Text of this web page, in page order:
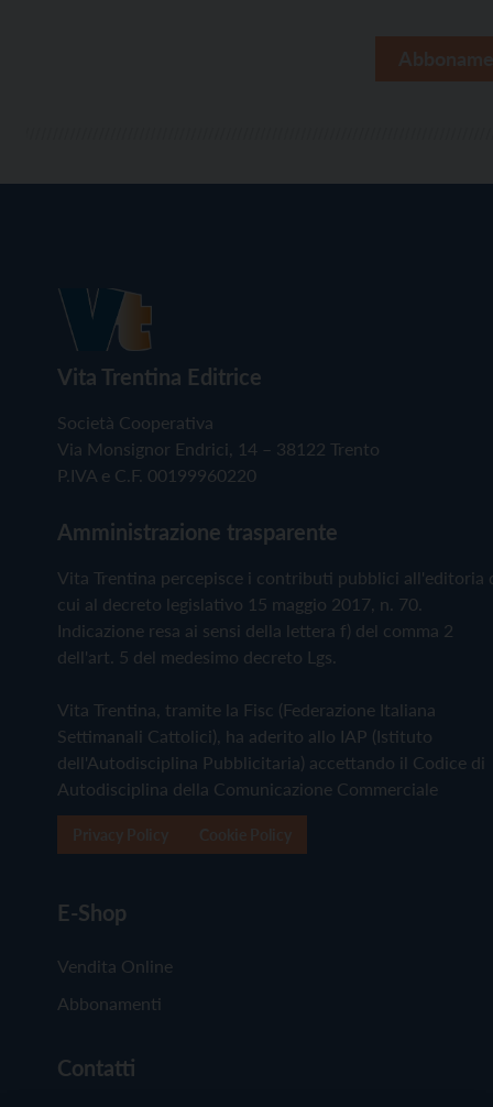
Vita Trentina Editrice
Società Cooperativa
Via Monsignor Endrici, 14 – 38122 Trento
P.IVA e C.F. 00199960220
Amministrazione trasparente
Vita Trentina percepisce i contributi pubblici all'editoria
cui al decreto legislativo 15 maggio 2017, n. 70.
Indicazione resa ai sensi della lettera f) del comma 2
dell'art. 5 del medesimo decreto Lgs.
Vita Trentina, tramite la Fisc (Federazione Italiana
Settimanali Cattolici), ha aderito allo IAP (Istituto
dell'Autodisciplina Pubblicitaria) accettando il Codice di
Autodisciplina della Comunicazione Commerciale
E-Shop
Vendita Online
Abbonamenti
Contatti